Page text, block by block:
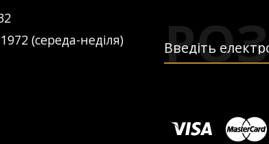
(середа-неділя)